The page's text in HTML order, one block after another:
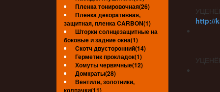
Пленка тонировочная(26)
Пленка декоративная,
защитная, пленка CARBON(1)
Шторки солнцезащитные на
боковые и задние окна(1)
Скотч двусторонний(14)
Герметик прокладок(1)
Хомуты червячные(12)
Домкраты(28)
Вентили, золотники,
колпачки(11)
http://